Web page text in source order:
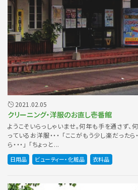
2021.02.05
クリーニング・洋服のお直し壱番館
ようこそいらっしゃいませ。何年も手を通さず
っているお洋服・・・ 「ここがもう少し楽だったら
ら・・・」 「ちょっと...
日用品 ビューティー・化粧品 衣料品